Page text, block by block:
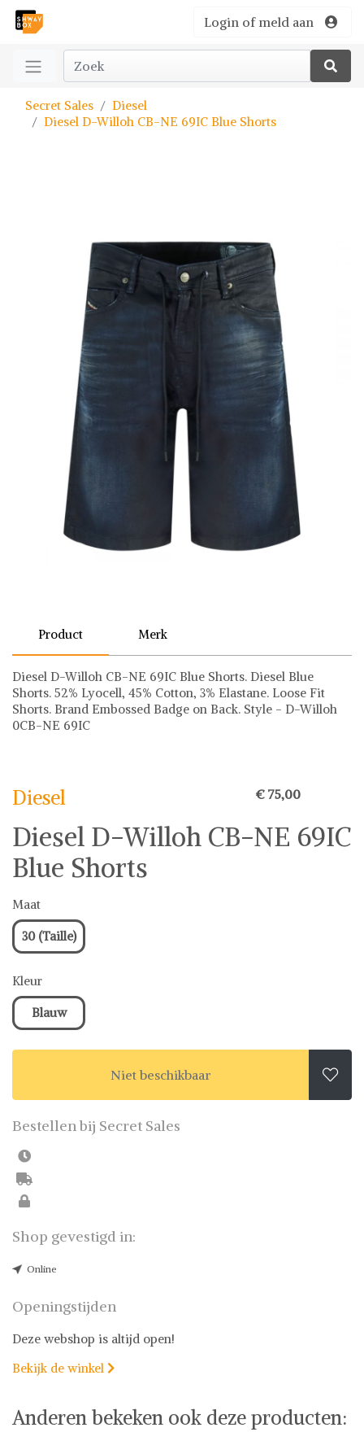
Login of meld aan
Secret Sales
Diesel
Diesel D-Willoh CB-NE 69IC Blue Shorts
Product Merk
Diesel D-Willoh CB-NE 69IC Blue Shorts. Diesel Blue
Shorts. 52% Lyocell, 45% Cotton, 3% Elastane. Loose Fit
Shorts. Brand Embossed Badge on Back. Style - D-Willoh
0CB-NE 69IC
Diesel € 75,00
Diesel D-Willoh CB-NE 69IC
Blue Shorts
Maat
30 (Taille)
Kleur
Blauw
Niet beschikbaar 
Bestellen bij Secret Sales
Shop gevestigd in:
Online
Openingstijden
Deze webshop is altijd open!
Bekijk de winkel 
Anderen bekeken ook deze producten: